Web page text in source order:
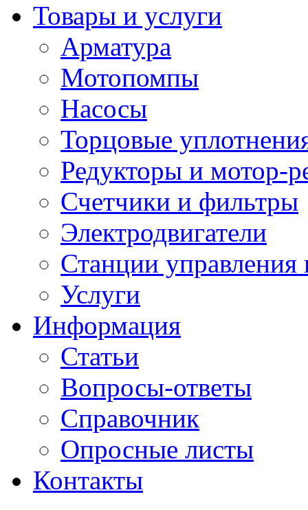
Товары и услуги
Арматура
Мотопомпы
Насосы
Торцовые
Редукторы и мотор-
Счетчики и фильтры
Электродвигатели
Станции управления
Услуги
Информация
Статьи
Вопросы-ответы
Справочник
Опросные листы
Контакты